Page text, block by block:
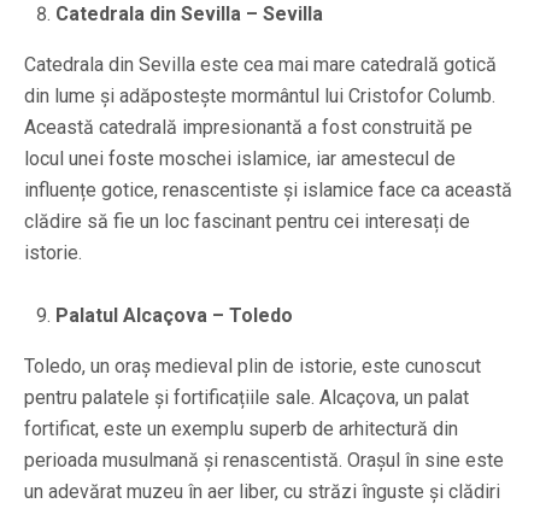
Catedrala din Sevilla – Sevilla
Catedrala din Sevilla este cea mai mare catedrală gotică
din lume și adăpostește mormântul lui Cristofor Columb.
Această catedrală impresionantă a fost construită pe
locul unei foste moschei islamice, iar amestecul de
influențe gotice, renascentiste și islamice face ca această
clădire să fie un loc fascinant pentru cei interesați de
istorie.
Palatul Alcaçova – Toledo
Toledo, un oraș medieval plin de istorie, este cunoscut
pentru palatele și fortificațiile sale. Alcaçova, un palat
fortificat, este un exemplu superb de arhitectură din
perioada musulmană și renascentistă. Orașul în sine este
un adevărat muzeu în aer liber, cu străzi înguste și clădiri